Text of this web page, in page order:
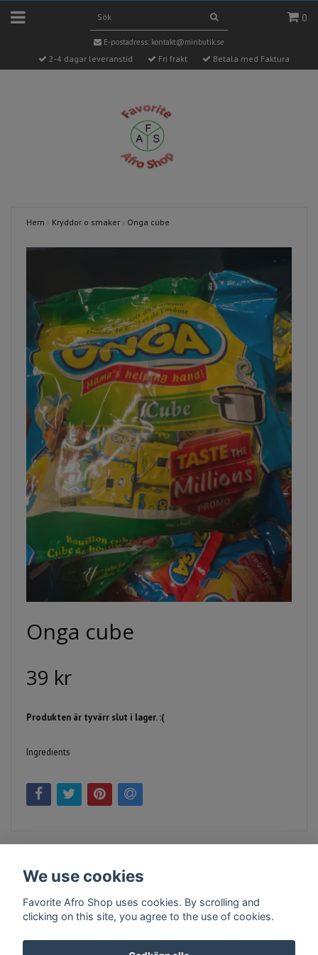
0
E-postadress: kontakt@minbutik.se
2-4 dagar leveranstid Fri frakt Betala med Faktura
Hem › Kryddor o smaker › Onga cube
Onga cube
39 kr
Produkten är tyvärr slut i lager. :(
Ingredients
Kontakt Köpvillkor Företagsinfo
We use cookies
Favorite Afro Shop uses cookies. By scrolling and
clicking on this site, you agree to the use of cookies.